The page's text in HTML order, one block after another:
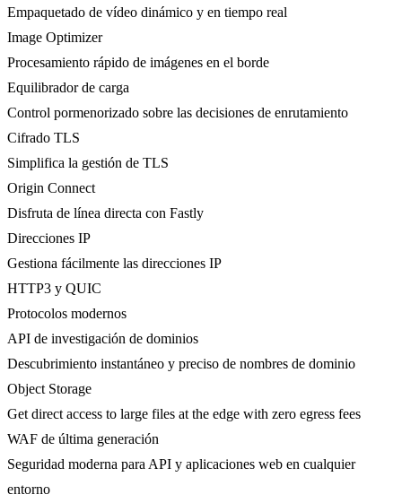
Empaquetado de vídeo dinámico y en tiempo real
Image Optimizer
Procesamiento rápido de imágenes en el borde
Equilibrador de carga
Control pormenorizado sobre las decisiones de enrutamiento
Cifrado TLS
Simplifica la gestión de TLS
Origin Connect
Disfruta de línea directa con Fastly
Direcciones IP
Gestiona fácilmente las direcciones IP
HTTP3 y QUIC
Protocolos modernos
API de investigación de dominios
Descubrimiento instantáneo y preciso de nombres de dominio
Object Storage
Get direct access to large files at the edge with zero egress fees
WAF de última generación
Seguridad moderna para API y aplicaciones web en cualquier
entorno